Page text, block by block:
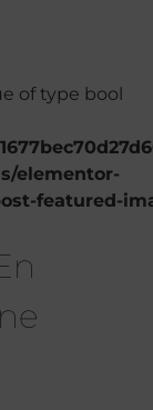
of type bool
elementor-
featured-